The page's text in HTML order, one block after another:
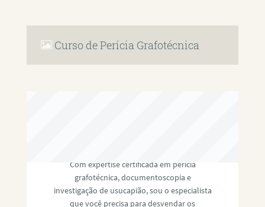
Curso de Perícia Grafotécnica
Com expertise certificada em perícia
grafotécnica, documentoscopia e
investigação de usucapião, sou o especialista
que você precisa para desvendar os